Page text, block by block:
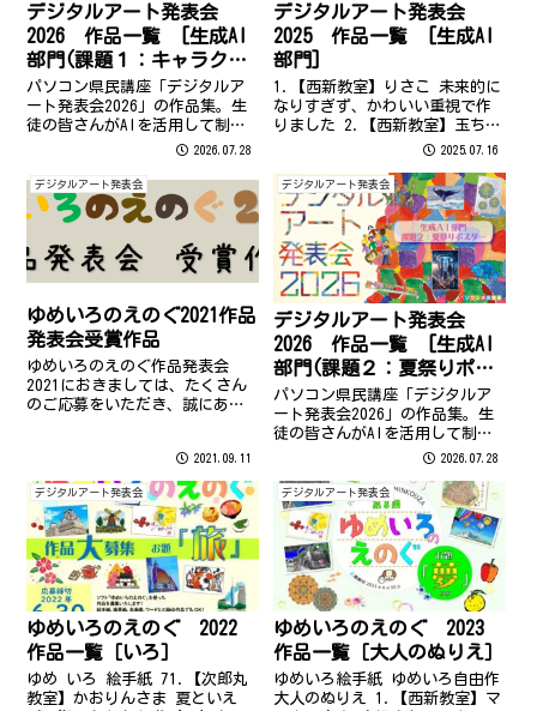
デジタルアート発表会
2026 作品一覧 [生成AI
部門(課題１：キャラクタ
ー)]
パソコン県民講座「デジタルア
ート発表会2026」の作品集。生
徒の皆さんがAIを活用して制作
したデジタルアート発表会の
るデジタルアート作品をご紹介
します。福岡市・長崎市のパソ
コン教室。
2026.07.28
デジタルアート発表会
2025 作品一覧 [生成AI
部門]
1.【西新教室】りさこ 未来的に
なりすぎず、かわいい重視で作
りました 2.【西新教室】玉ちゃ
ん 超未来！！輝いています
スターを写メして、Geminiに絵
にしてもらいました。あたたか
な未来を思って指示をしてアレ
ンジ...
2025.07.16
デジタルアート発表会
ゆめいろのえのぐ2021作品
発表会受賞作品
ゆめいろのえのぐ作品発表会
2021におきましては、たくさん
のご応募をいただき、誠にあり
たしました。 ※受賞作品の著作
権は、それぞれの応募者に帰属
します。転載・配布などはおや
めくだ...
2021.09.11
デジタルアート発表会
デジタルアート発表会
2026 作品一覧 [生成AI
部門(課題２：夏祭りポス
ター)]
パソコン県民講座「デジタルア
ート発表会2026」の作品集。生
徒の皆さんがAIを活用して制作
した「夏祭りポスター」をテー
ご紹介します。福岡市・長崎市
のパソコン教室。
2026.07.28
デジタルアート発表会
ゆめいろのえのぐ 2022
作品一覧［いろ］
ゆめ いろ 絵手紙 71.【次郎丸
教室】かおりんさま 夏といえ
デジタルアート発表会
ゆめいろのえのぐ 2023
作品一覧［大人のぬりえ］
ゆめいろ絵手紙 ゆめいろ自由作
大人のぬりえ 1.【西新教室】マ